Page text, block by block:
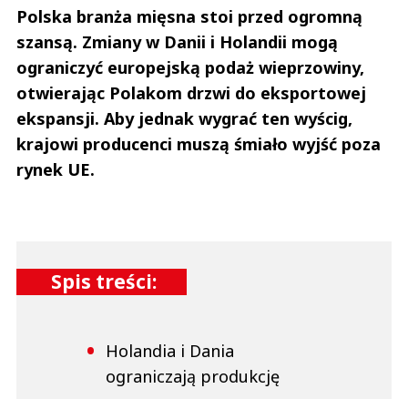
Polska branża mięsna stoi przed ogromną
szansą. Zmiany w Danii i Holandii mogą
ograniczyć europejską podaż wieprzowiny,
otwierając Polakom drzwi do eksportowej
ekspansji. Aby jednak wygrać ten wyścig,
krajowi producenci muszą śmiało wyjść poza
rynek UE.
Spis treści:
Holandia i Dania
ograniczają produkcję